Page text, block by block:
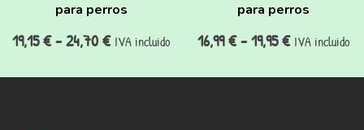
para perros
19,15€-24,70€ IVA incluido
para perros
16,99€ - 19,95€ IVA incluido